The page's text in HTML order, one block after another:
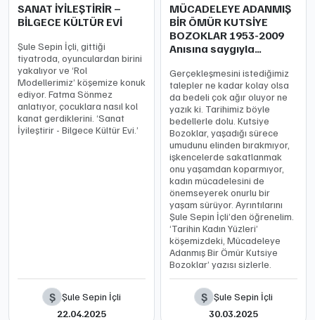
SANAT İYİLEŞTİRİR –
BİLGECE KÜLTÜR EVİ
Şule Sepin İçli, gittiği
tiyatroda, oyunculardan birini
yakalıyor ve ‘Rol
Modellerimiz’ köşemize konuk
ediyor. Fatma Sönmez
anlatıyor, çocuklara nasıl kol
kanat gerdiklerini. ‘Sanat
İyileştirir - Bilgece Kültür Evi.’
Ş Şule Sepin İçli
22.04.2025
MÜCADELEYE ADANMIŞ
BİR ÖMÜR KUTSİYE
BOZOKLAR 1953-2009
Anısına saygıyla…
Gerçekleşmesini istediğimiz
talepler ne kadar kolay olsa
da bedeli çok ağır oluyor ne
yazık ki. Tarihimiz böyle
bedellerle dolu. Kutsiye
Bozoklar, yaşadığı sürece
umudunu elinden bırakmıyor,
işkencelerde sakatlanmak
onu yaşamdan koparmıyor,
kadın mücadelesini de
önemseyerek onurlu bir
yaşam sürüyor. Ayrıntılarını
Şule Sepin İçli’den öğrenelim.
‘Tarihin Kadın Yüzleri’
köşemizdeki, Mücadeleye
Adanmış Bir Ömür Kutsiye
Bozoklar’ yazısı sizlerle.
Ş Şule Sepin İçli
30.03.2025